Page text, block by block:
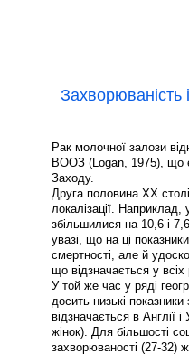
Захворюваність
Рак молочної залози
ВООЗ (Logan, 1975), що є
Заходу.
Друга половина XX
локалізації. Наприклад,
збільшилися на 10,6 і
увазі, що на ці
смертності, але й
що відзначається у
У той же час у ряді
досить низькі
відзначається в Англії
жінок). Для більшості
захворюваності (27-32)